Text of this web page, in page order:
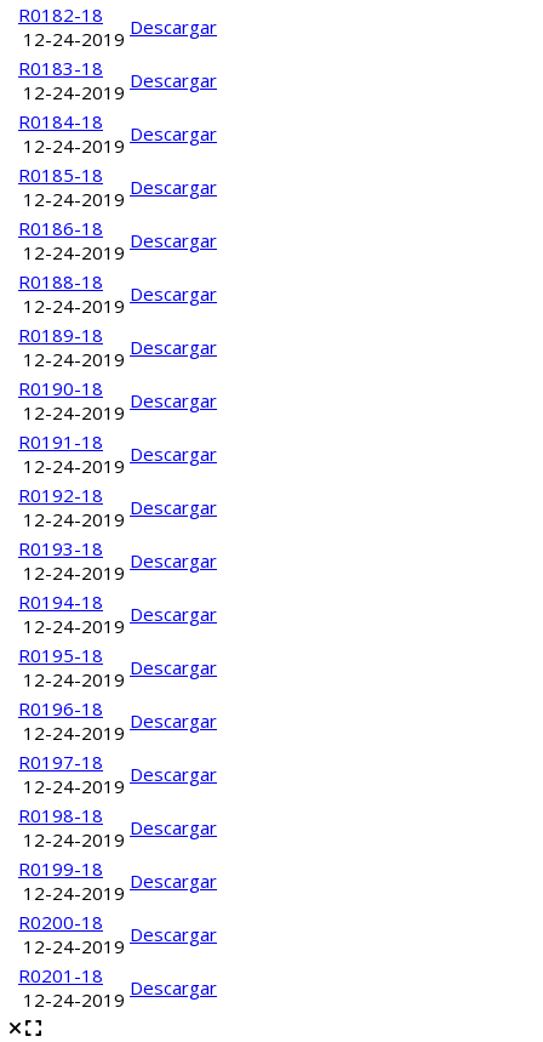
R0182-18
12-24-2019 Descargar
R0183-18
12-24-2019 Descargar
R0184-18
12-24-2019 Descargar
R0185-18
12-24-2019 Descargar
R0186-18
12-24-2019 Descargar
R0188-18
12-24-2019 Descargar
R0189-18
12-24-2019 Descargar
R0190-18
12-24-2019 Descargar
R0191-18
12-24-2019 Descargar
R0192-18
12-24-2019 Descargar
R0193-18
12-24-2019 Descargar
R0194-18
12-24-2019 Descargar
R0195-18
12-24-2019 Descargar
R0196-18
12-24-2019 Descargar
R0197-18
12-24-2019 Descargar
R0198-18
12-24-2019 Descargar
R0199-18
12-24-2019 Descargar
R0200-18
12-24-2019 Descargar
R0201-18
12-24-2019 Descargar